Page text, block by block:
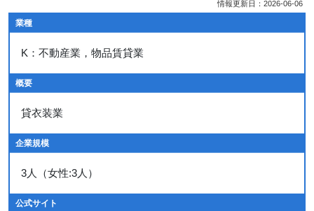
情報更新日：2026-06-06
業種
K：不動産業，物品賃貸業
概要
貸衣装業
企業規模
3人（女性:3人）
公式サイト